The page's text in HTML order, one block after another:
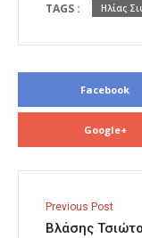
TAGS : Ηλίας
Facebook
Google+
Previous Post
Βλάσης